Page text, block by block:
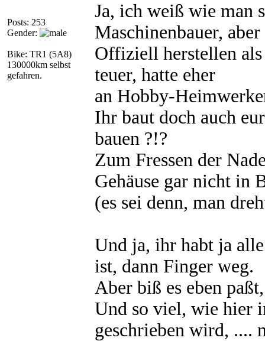
Posts: 253
Gender:
Bike: TR1 (5A8)
130000km selbst
gefahren.
Ja, ich weiß wie man
Maschinenbauer,
Offiziell herstellen
teuer, hatte eher
an Hobby-
Ihr baut doch auch
bauen ?!?
Zum Fressen der
Gehäuse gar nicht in
(es sei denn, man
Und ja, ihr habt ja
ist, dann Finger weg.
Aber biß es eben
Und so viel, wie hier
geschrieben wird, ....